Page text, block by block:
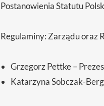
Postanowienia Statutu
Regulaminy: Zarządu oraz
Grzegorz Pettke –
Katarzyna Sobczak-